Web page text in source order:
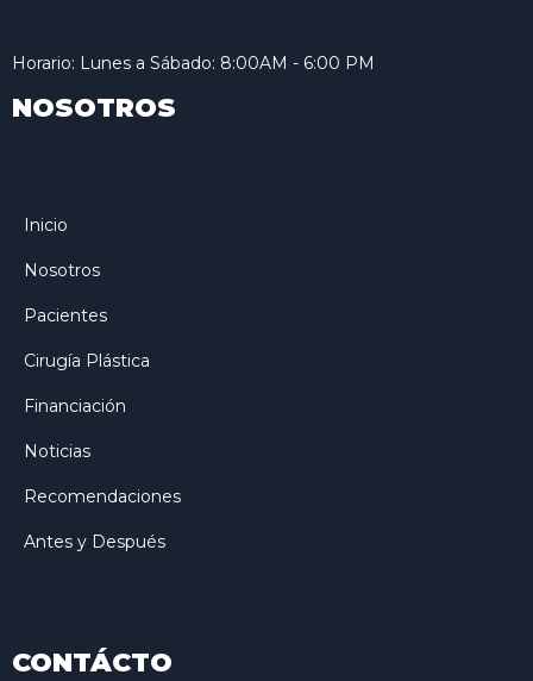
Horario: Lunes a Sábado: 8:00AM - 6:00 PM
NOSOTROS
Inicio
Nosotros
Pacientes
Cirugía Plástica
Financiación
Noticias
Recomendaciones
Antes y Después
CONTÁCTO